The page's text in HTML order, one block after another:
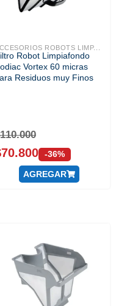
ROBOTS LIMP...
Robot Limpiafondo
Vortex 60 micras
Residuos muy Finos
110.000
70.800 -36%
AGREGAR